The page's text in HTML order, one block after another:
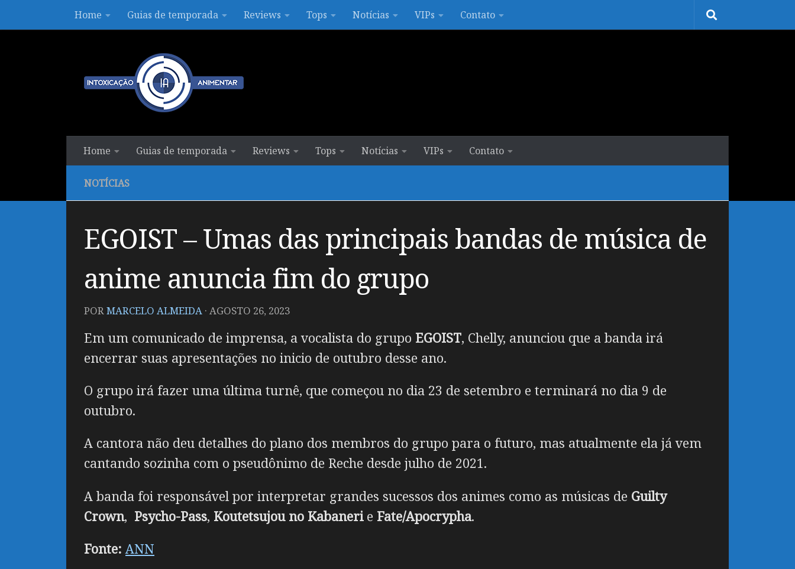
Skip to contentHome Guias de temporada Reviews Tops Notícias VIPs Contato
Home Guias de temporada Reviews Tops Notícias VIPs Contato
NOTÍCIAS
EGOIST – Umas das principais bandas de música de
anime anuncia fim do grupo
PORMARCELO ALMEIDA · AGOSTO 26, 2023
Em um comunicado de imprensa, a vocalista do grupo EGOIST, Chelly, anunciou que a banda irá
encerrar suas apresentações no inicio de outubro desse ano.
O grupo irá fazer uma última turnê, que começou no dia 23 de setembro e terminará no dia 9 de
outubro.
A cantora não deu detalhes do plano dos membros do grupo para o futuro, mas atualmente ela já vem
cantando sozinha com o pseudônimo de Reche desde julho de 2021.
A banda foi responsável por interpretar grandes sucessos dos animes como as músicas de Guilty
Crown, Psycho-Pass, Koutetsujou no Kabanerie Fate/Apocrypha.
Fonte:ANN